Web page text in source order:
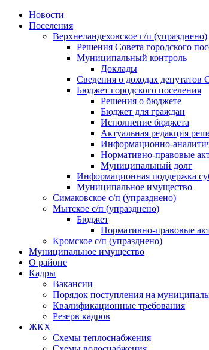
Skip
Новости
Поселения
Верхнеландеховское г/п (упразднено)
Решения Совета городского
Муниципальный контроль
Доклады
Сведения о доходах депутатов
Бюджет городского поселения
Решения о бюджете
Бюджет для граждан
Исполнение бюджета
Актуальная редакция
Информационно-
Нормативно-правовые
Муниципальный долг
Информационная поддержка
Муниципальное имущество
Симаковское с/п (упразднено)
Мытское с/п (упразднено)
Бюджет
Нормативно-правовые
Кромское с/п (упразднено)
Муниципальное имущество
О районе
Кадры
Вакансии
Порядок поступления на
Квалификационные требования
Резерв кадров
ЖКХ
Схемы теплоснабжения